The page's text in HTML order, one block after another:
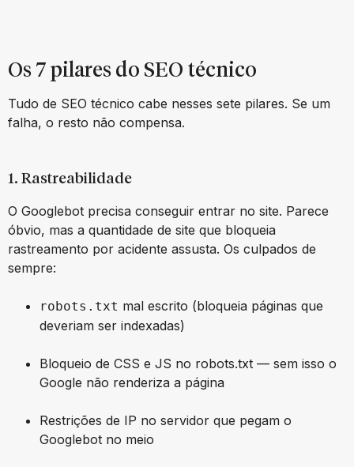
Os 7 pilares do SEO técnico
Tudo de SEO técnico cabe nesses sete pilares. Se um
falha, o resto não compensa.
1. Rastreabilidade
O Googlebot precisa conseguir entrar no site. Parece
óbvio, mas a quantidade de site que bloqueia
rastreamento por acidente assusta. Os culpados de
sempre:
robots.txt mal escrito (bloqueia páginas que
deveriam ser indexadas)
Bloqueio de CSS e JS no robots.txt — sem isso o
Google não renderiza a página
Restrições de IP no servidor que pegam o
Googlebot no meio